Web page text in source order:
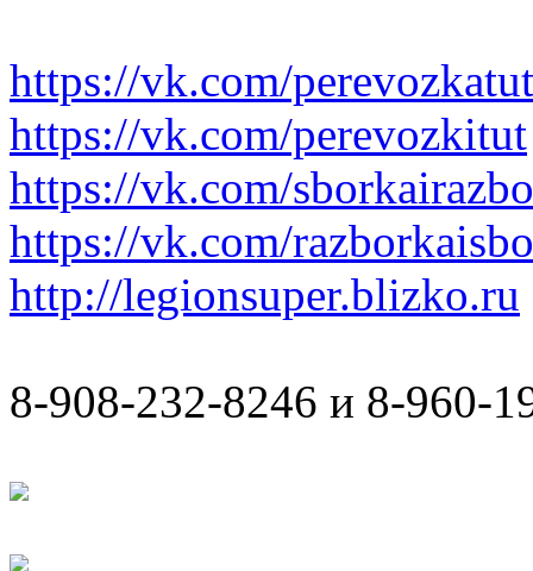
https://vk.com/perevozkatut
https://vk.com/perevozkitut
https://vk.com/
https://vk.com/
http://legionsuper.blizko.ru
8-908-232-8246 и 8-960-